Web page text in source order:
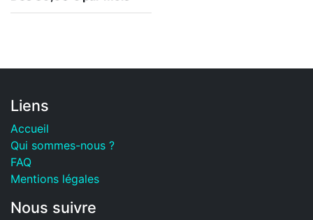
Liens
Accueil
Qui sommes-nous ?
FAQ
Mentions légales
Nous suivre